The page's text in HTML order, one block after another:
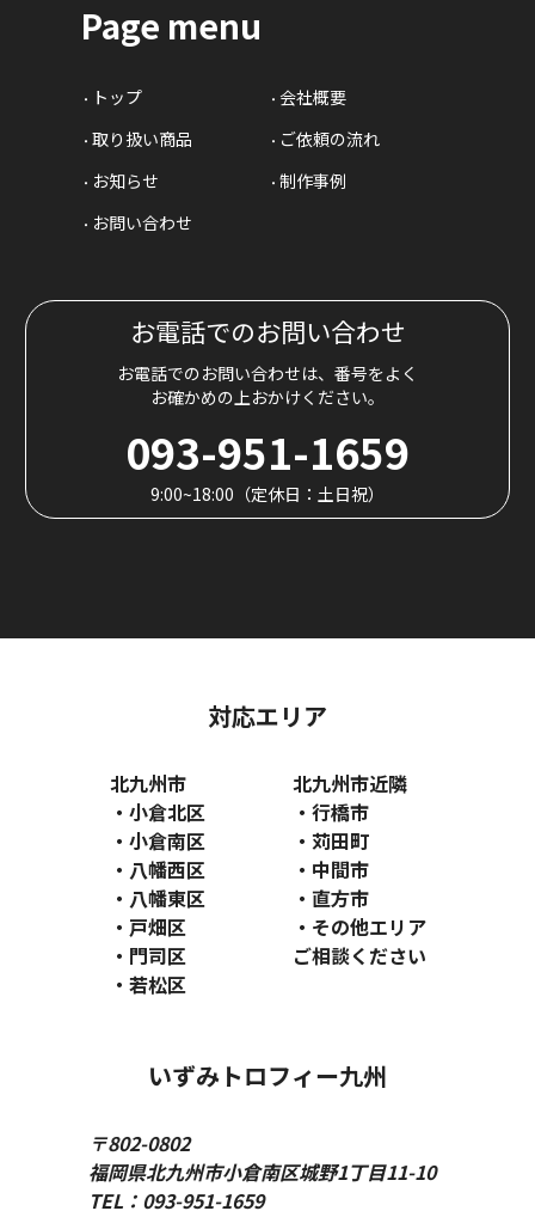
Page menu
トップ
会社概要
取り扱い商品
ご依頼の流れ
お知らせ
制作事例
お問い合わせ
お電話でのお問い合わせ
お電話でのお問い合わせは、番号をよく
お確かめの上おかけください。
093-951-1659
9:00~18:00（定休日：土日祝）
対応エリア
北九州市
小倉北区
小倉南区
八幡西区
八幡東区
戸畑区
門司区
若松区
北九州市近隣
行橋市
苅田町
中間市
直方市
その他エリア
ご相談ください
いずみトロフィー九州
〒802-0802
福岡県北九州市小倉南区城野1丁目11-10
TEL：093-951-1659